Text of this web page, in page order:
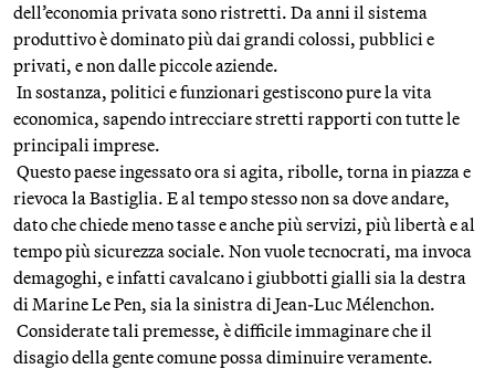
dell’economia privata sono ristretti. Da anni il sistema
produttivo è dominato più dai grandi colossi, pubblici e
privati, e non dalle piccole aziende.
In sostanza, politici e funzionari gestiscono pure la vita
economica, sapendo intrecciare stretti rapporti con tutte le
principali imprese.
Questo paese ingessato ora si agita, ribolle, torna in piazza e
rievoca la Bastiglia. E al tempo stesso non sa dove andare,
dato che chiede meno tasse e anche più servizi, più libertà e al
tempo più sicurezza sociale. Non vuole tecnocrati, ma invoca
demagoghi, e infatti cavalcano i giubbotti gialli sia la destra
di Marine Le Pen, sia la sinistra di Jean-Luc Mélenchon.
Considerate tali premesse, è difficile immaginare che il
disagio della gente comune possa diminuire veramente.